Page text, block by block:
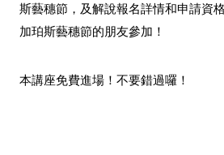
斯藝穗節，及解說報名詳情和申請資
加珀斯藝穗節的朋友參加！
本講座免費進場！不要錯過囉！